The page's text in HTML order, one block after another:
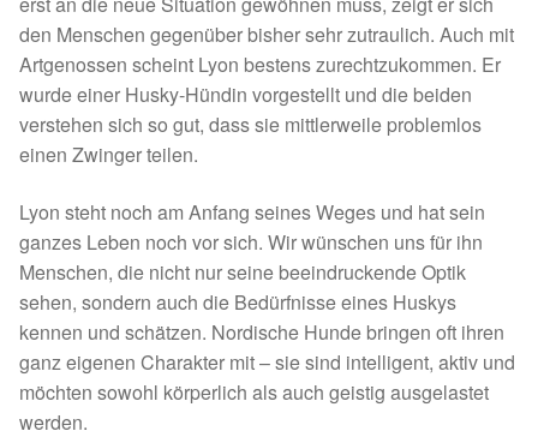
Januar bis Juni 2022
Spenden 2021
Juli bis Dezember 2021
Fördermitgliedschaft
Tierschutz
Auslandstierschutz
Schutzgebühr
den Menschen gegenüber bisher sehr zutraulich. Auch mit
Artgenossen scheint Lyon bestens zurechtzukommen. Er
wurde einer Husky-Hündin vorgestellt und die beiden
verstehen sich so gut, dass sie mittlerweile problemlos
einen Zwinger teilen.
Lyon steht noch am Anfang seines Weges und hat sein
ganzes Leben noch vor sich. Wir wünschen uns für ihn
Menschen, die nicht nur seine beeindruckende Optik
sehen, sondern auch die Bedürfnisse eines Huskys
kennen und schätzen. Nordische Hunde bringen oft ihren
ganz eigenen Charakter mit – sie sind intelligent, aktiv und
möchten sowohl körperlich als auch geistig ausgelastet
werden.